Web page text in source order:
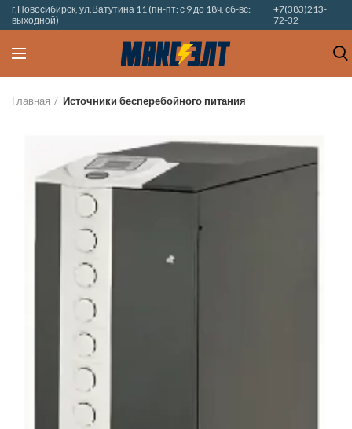
г.Новосибирск, ул.Ватутина 11 (пн-пт: с 9 до 18ч, сб-вс:
выходной)
+7(383)213-
72-32
Главная Источники бесперебойного питания